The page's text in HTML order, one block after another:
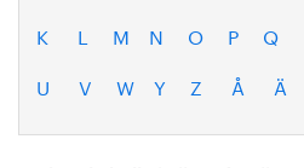
Vi tycker
Publicerat
K
L M N O P Q
U
V W Y Z Å Ä